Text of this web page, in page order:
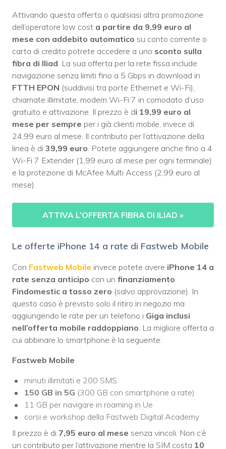
Attivando questa offerta o qualsiasi altra promozione
dell’operatore low cost a partire da 9,99 euro al
mese con addebito automatico su conto corrente o
carta di credito potrete accedere a uno sconto sulla
fibra di Iliad . La sua offerta per la rete fissa include
navigazione senza limiti fino a 5 Gbps in download in
FTTH EPON (suddivisi tra porte Ethernet e Wi-Fi),
chiamate illimitate, modem Wi-Fi 7 in comodato d’uso
gratuito e attivazione. Il prezzo è di 19,99 euro al
mese per sempre per i già clienti mobile, invece di
24,99 euro al mese. Il contributo per l’attivazione della
linea è di 39,99 euro . Potete aggiungere anche fino a 4
Wi-Fi 7 Extender (1,99 euro al mese per ogni terminale)
e la protezione di McAfee Multi Access (2,99 euro al
mese).
ATTIVA L’OFFERTA FIBRA DI ILIAD »
Le offerte iPhone 14 a rate di Fastweb Mobile
Con Fastweb Mobile invece potete avere iPhone 14 a
rate senza anticipo con un finanziamento
Findomestic a tasso zero (salvo approvazione). In
questo caso è previsto solo il ritiro in negozio ma
aggiungendo le rate per un telefono i Giga inclusi
nell’offerta mobile raddoppiano . La migliore offerta a
cui abbinare lo smartphone è la seguente:
Fastweb Mobile
minuti illimitati e 200 SMS
150 GB in 5G (300 GB con smartphone a rate)
11 GB per navigare in roaming in Ue
corsi e workshop della Fastweb Digital Academy
Il prezzo è di 7,95 euro al mese senza vincoli. Non c’è
un contributo per l’attivazione mentre la SIM costa 10